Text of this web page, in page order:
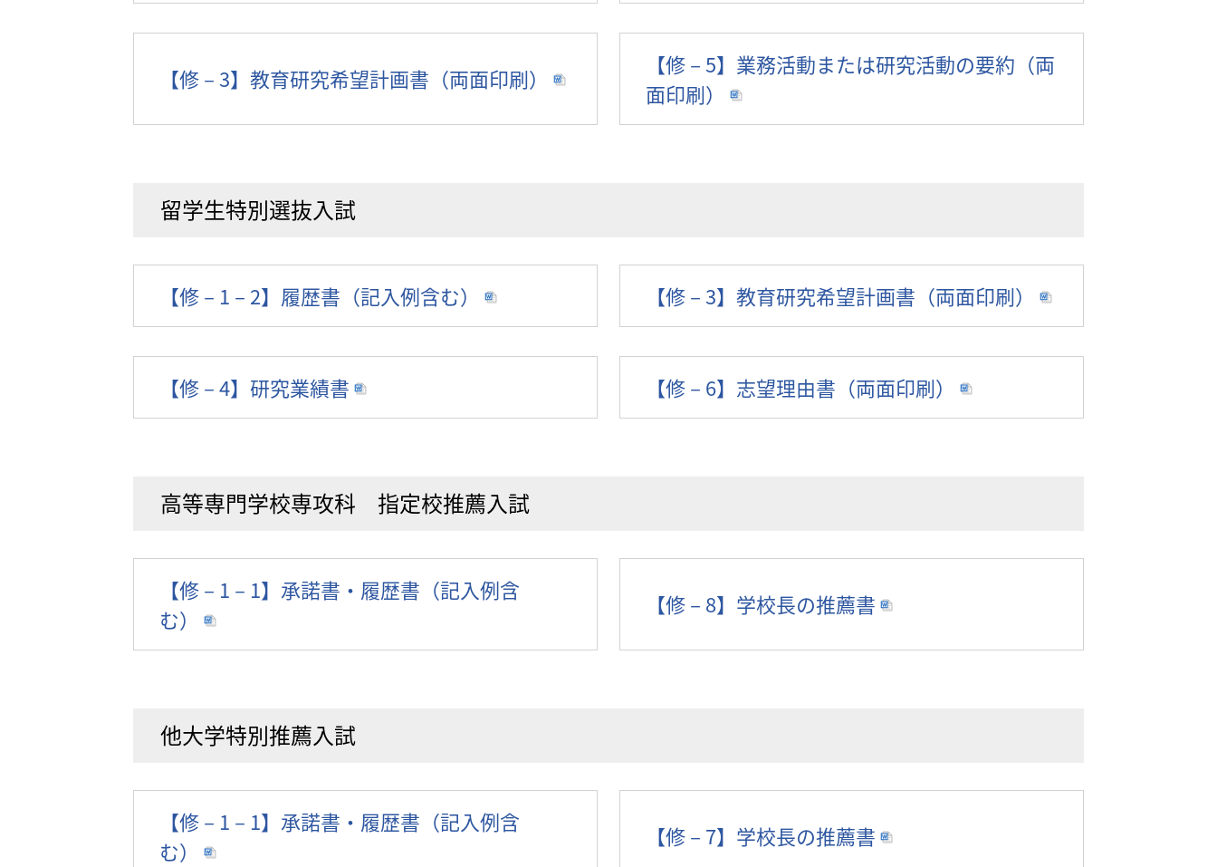
【修－3】教育研究希望計画書（両面印刷）
【修－5】業務活動または研究活動の要約（両
面印刷）
留学生特別選抜入試
【修－1－2】履歴書（記入例含む） 【修－3】教育研究希望計画書（両面印刷）
【修－4】研究業績書 【修－6】志望理由書（両面印刷）
高等専門学校専攻科 指定校推薦入試
【修－1－1】承諾書・履歴書（記入例含
む）
【修－8】学校長の推薦書
他大学特別推薦入試
【修－1－1】承諾書・履歴書（記入例含
む）
【修－7】学校長の推薦書